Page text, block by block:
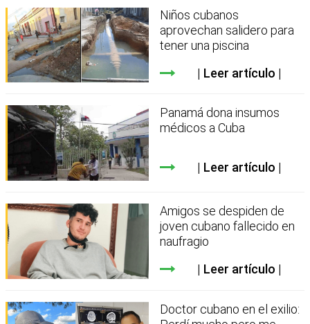
Niños cubanos
aprovechan salidero para
tener una piscina
Leer artículo
Panamá dona insumos
médicos a Cuba
Leer artículo
Amigos se despiden de
joven cubano fallecido en
naufragio
Leer artículo
Doctor cubano en el exilio: